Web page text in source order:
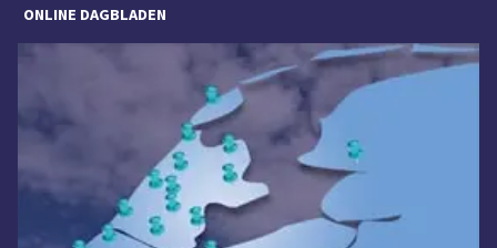
ONLINE DAGBLADEN